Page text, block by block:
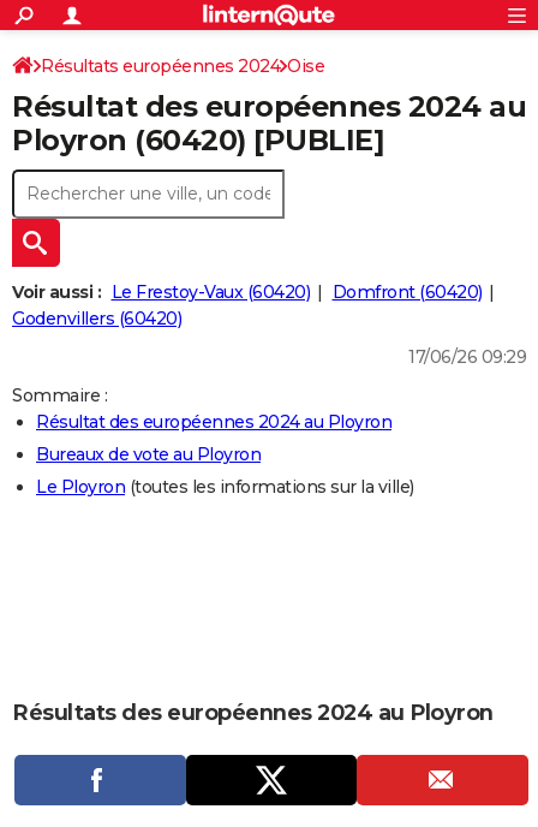
ACTUALITÉS
Politique
Société
Faits Divers
Education
Monde
Villes
+
SPORT
Coupe du monde 2026
Football
Tennis
Cyclisme
Rugby
Forum
CULTURE
Programme TV
TNT
Streaming
Cinéma
Sorties cinéma
Musique
+
FINANCE
Retraite
Impôts
Epargne
Immobilier
Risques naturels par ville
Banque
Assurance
Crédit
AUTO
Essais
Réserver un essai
Citadines
Berlines
SUV
Forum auto
+
HIGH-TECH
Mobiles
Meilleur smartphone
Internet
Ordinateurs
Jeux vidéo
Guide high-tech
+
BRICOLAGE
Guides de France
Escapades
Patrimoine
Expositions
Musées
Week-end nature
LIFESTYLE
Art de vivre
Bien-être
Loisirs
Mode
Modes de vie
CARTE DE VOEUX
Carte de Noël
Carte Bonne année
Carte Saint-Valentin
Carte Pâques
Carte d'anniversaire
DICTIONNAIRE
Dictionnaire
Biographies
Citations
Expressions
Proverbes
PROGRAMME TV
S'inscrire
Connexion
Résultats européennes 2024 Oise
Résultat des européennes 2024 au
Ployron (60420) [PUBLIE]
Voir aussi : Le Frestoy-Vaux (60420)
Domfront (60420)
Godenvillers (60420)
17/06/26 09:29
Sommaire :
Résultat des européennes 2024 au Ployron
Bureaux de vote au Ployron
Le Ployron (toutes les informations sur la ville)
Résultats des européennes 2024 au Ployron